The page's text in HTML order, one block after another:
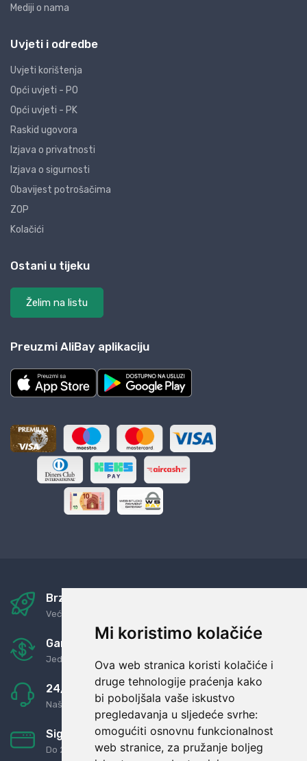
Mi koristimo kolačiće
Ova web stranica koristi kolačiće i
druge tehnologije praćenja kako
bi poboljšala vaše iskustvo
pregledavanja u sljedeće svrhe:
omogućiti osnovnu funkcionalnost
web stranice, za pružanje boljeg
Mediji o nama
Uvjeti i odredbe
Uvjeti korištenja
Opći uvjeti - PO
Opći uvjeti - PK
Raskid ugovora
Izjava o privatnosti
Izjava o sigurnosti
Obavijest potrošačima
ZOP
Kolačići
Ostani u tijeku
Želim na listu
Preuzmi AliBay aplikaciju
Brza i sigurna dostava
Već za nekoliko dana kod vas
Garancija u povrat novaca
Jednostavno pravilo: Roba za novac
24/7 odlična podrška
Naši agenti uvijek na raspolaganju
Sigurno obročno plaćanje
Do 24 rata bez kamata